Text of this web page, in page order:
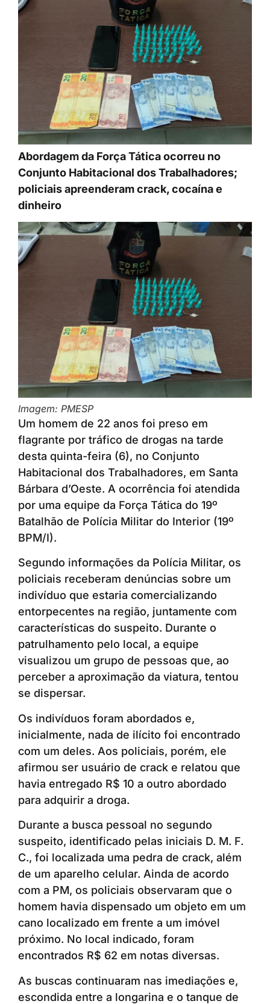
Abordagem da Força Tática ocorreu no
Conjunto Habitacional dos Trabalhadores;
policiais apreenderam crack, cocaína e
dinheiro
Imagem: PMESP
Um homem de 22 anos foi preso em
flagrante por tráfico de drogas na tarde
desta quinta-feira (6), no Conjunto
Habitacional dos Trabalhadores, em Santa
Bárbara d’Oeste. A ocorrência foi atendida
por uma equipe da Força Tática do 19º
Batalhão de Polícia Militar do Interior (19º
BPM/I).
Segundo informações da Polícia Militar, os
policiais receberam denúncias sobre um
indivíduo que estaria comercializando
entorpecentes na região, juntamente com
características do suspeito. Durante o
patrulhamento pelo local, a equipe
visualizou um grupo de pessoas que, ao
perceber a aproximação da viatura, tentou
se dispersar.
Os indivíduos foram abordados e,
inicialmente, nada de ilícito foi encontrado
com um deles. Aos policiais, porém, ele
afirmou ser usuário de crack e relatou que
havia entregado R$ 10 a outro abordado
para adquirir a droga.
Durante a busca pessoal no segundo
suspeito, identificado pelas iniciais D. M. F.
C., foi localizada uma pedra de crack, além
de um aparelho celular. Ainda de acordo
com a PM, os policiais observaram que o
homem havia dispensado um objeto em um
cano localizado em frente a um imóvel
próximo. No local indicado, foram
encontrados R$ 62 em notas diversas.
As buscas continuaram nas imediações e,
escondida entre a longarina e o tanque de